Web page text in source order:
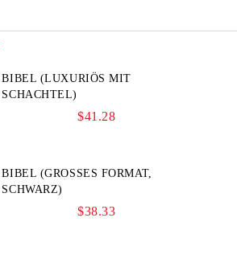
BIBEL (LUXURIÖS MIT
SCHACHTEL)
$41.28
BIBEL (GROSSES FORMAT, S
CHWARZ)
$38.33